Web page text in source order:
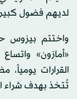
لديهم فضول كبير
واختتم بيزوس
«أمازون»
القرارات يومياً،
تُتخذ بهدف شراء